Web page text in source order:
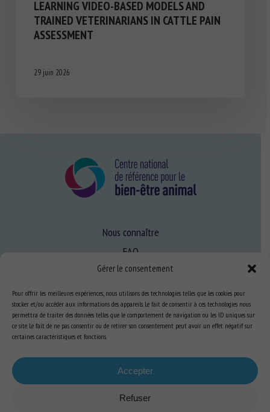
Gérer le consentement
Pour offrir les meilleures expériences, nous utilisons des technologies telles que les cookies pour
stocker et/ou accéder aux informations des appareils. Le fait de consentir à ces technologies nous
permettra de traiter des données telles que le comportement de navigation ou les ID uniques sur
ce site. Le fait de ne pas consentir ou de retirer son consentement peut avoir un effet négatif sur
certaines caractéristiques et fonctions.
Accepter
Refuser
LEARNING VIDEO-BASED MODELS AND
TRAINED VETERINARIANS IN CATTLE PAIN
ASSESSMENT
29 juin 2026
Nous connaître
FAQ
Expertise
S’informer sur le BEA
Se former au BEA
Ressources
S’abonner aux actualités